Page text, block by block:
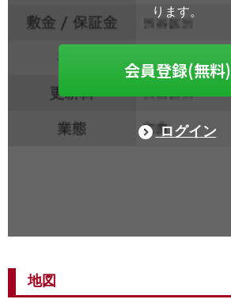
ります。
会員登録(無料)
ログイン
地図